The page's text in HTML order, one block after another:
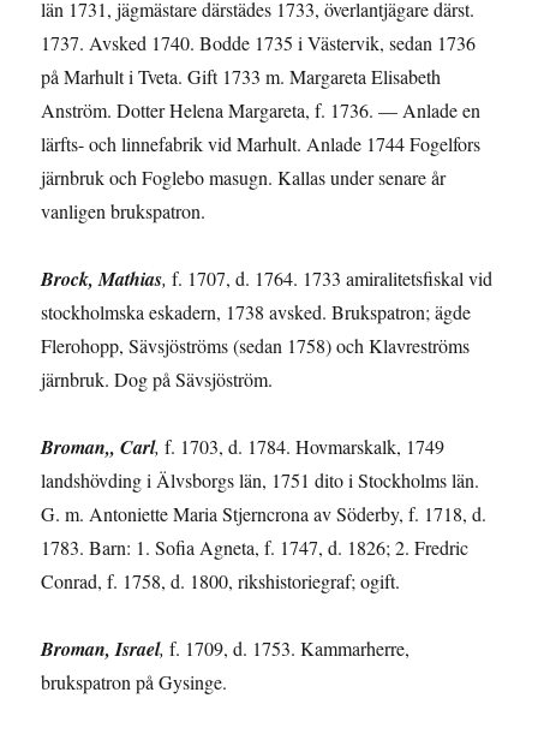
län 1731, jägmästare därstädes 1733, överlantjägare därst.
1737. Avsked 1740. Bodde 1735 i Västervik, sedan 1736
på Marhult i Tveta. Gift 1733 m. Margareta Elisabeth
Anström. Dotter Helena Margareta, f. 1736. — Anlade en
lärfts- och linnefabrik vid Marhult. Anlade 1744 Fogelfors
järn­bruk och Foglebo masugn. Kallas under senare år
vanligen brukspatron.
Brock, Mathias,f. 1707, d. 1764. 1733 amiralitetsfiskal vid
stockholmska eska­dern, 1738 avsked. Brukspatron; ägde
Flerohopp, Sävsjöströms (sedan 1758) och Klavreströms
järnbruk. Dog på Sävsjöström.
Broman,, Carl,f. 1703, d. 1784. Hovmarskalk, 1749
landshövding i Älvsborgs län, 1751 dito i Stockholms län.
G. m. Antoniette Maria Stjerncrona av Söder­by, f. 1718, d.
1783. Barn: 1. Sofia Agneta, f. 1747, d. 1826; 2. Fredric
Conrad, f. 1758, d. 1800, rikshistoriegraf; ogift.
Broman, Israel,f. 1709, d. 1753. Kammarherre,
brukspatron på Gysinge.